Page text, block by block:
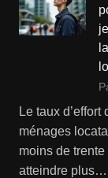
Le taux d’effort
ménages
moins de
atteindre plus…